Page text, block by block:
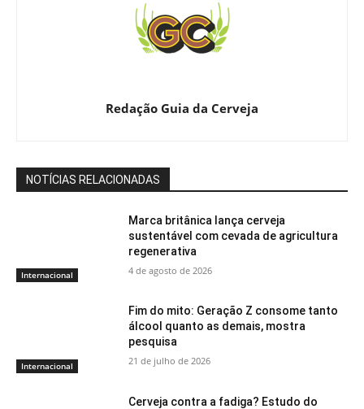
Redação Guia da Cerveja
NOTÍCIAS RELACIONADAS
Internacional
Marca britânica lança cerveja
sustentável com cevada de agricultura
regenerativa
4 de agosto de 2026
Internacional
Fim do mito: Geração Z consome tanto
álcool quanto as demais, mostra
pesquisa
21 de julho de 2026
Cerveja contra a fadiga? Estudo do